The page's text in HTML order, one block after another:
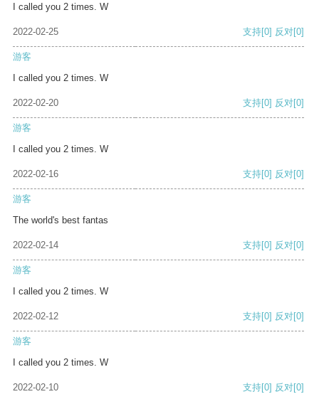
I called you 2 times. W
2022-02-25 支持[0] 反对[0]
游客
I called you 2 times. W
2022-02-20 支持[0] 反对[0]
游客
I called you 2 times. W
2022-02-16 支持[0] 反对[0]
游客
The world's best fantas
2022-02-14 支持[0] 反对[0]
游客
I called you 2 times. W
2022-02-12 支持[0] 反对[0]
游客
I called you 2 times. W
2022-02-10 支持[0] 反对[0]